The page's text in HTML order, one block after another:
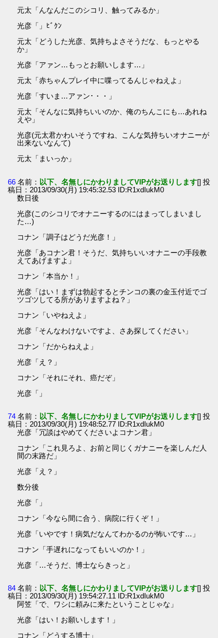
元太「んなんだこのシコリ、触ってみるか」
光彦「」ﾋﾞｸﾝ
元太「どうした光彦、気持ちよさそうだな、もっとやる
か」
光彦「アァン…もっとお願いします…」
元太「赤ちゃんプレイ中に喋ってるんじゃねえよ」
光彦「すいま…アァン･・・」
元太「そんなに気持ちいいのか、俺のちんこにも…あれね
えや」
光彦(元太君かわいそうですね、こんな気持ちいオナニーが
出来ないなんて)
元太「まいっか」
66 名前： 以下、名無しにかわりましてVIPがお送りします[] 投
稿日：2013/09/30(月) 19:45:32.53 ID:R1xdIukM0
数日後
光彦(このシコリでオナニーするのにはまってしまいまし
た…)
コナン「調子はどうだ光彦！」
光彦「あコナン君！そうだ、気持ちいいオナニーの手段教
えてあげますよ」
コナン「本当か！」
光彦「はい！まずは勃起するとチンコの裏の金玉付近でゴ
ツゴツしてる所がありますよね？」
コナン「いやねえよ」
光彦「そんなわけないですよ、さあ探してください」
コナン「だからねえよ」
光彦「え？」
コナン「それにそれ、癌だぞ」
光彦「」
74 名前： 以下、名無しにかわりましてVIPがお送りします[] 投
稿日：2013/09/30(月) 19:48:52.77 ID:R1xdIukM0
光彦「冗談はやめてくださいよコナン君」
コナン「これ見ろよ、お前と同じくガナニーを楽しんだ人
間の末路だ」
光彦「え？」
数分後
光彦「」
コナン「今なら間に合う、病院に行くぞ！」
光彦「いやです！病気だなんてわかるのが怖いです…」
コナン「手遅れになってもいいのか！」
光彦「…そうだ、博士ならきっと」
84 名前： 以下、名無しにかわりましてVIPがお送りします[] 投
稿日：2013/09/30(月) 19:54:27.11 ID:R1xdIukM0
阿笠「で、ワシに頼みに来たということじゃな」
光彦「はい！お願いします！」
コナン「どうする博士」